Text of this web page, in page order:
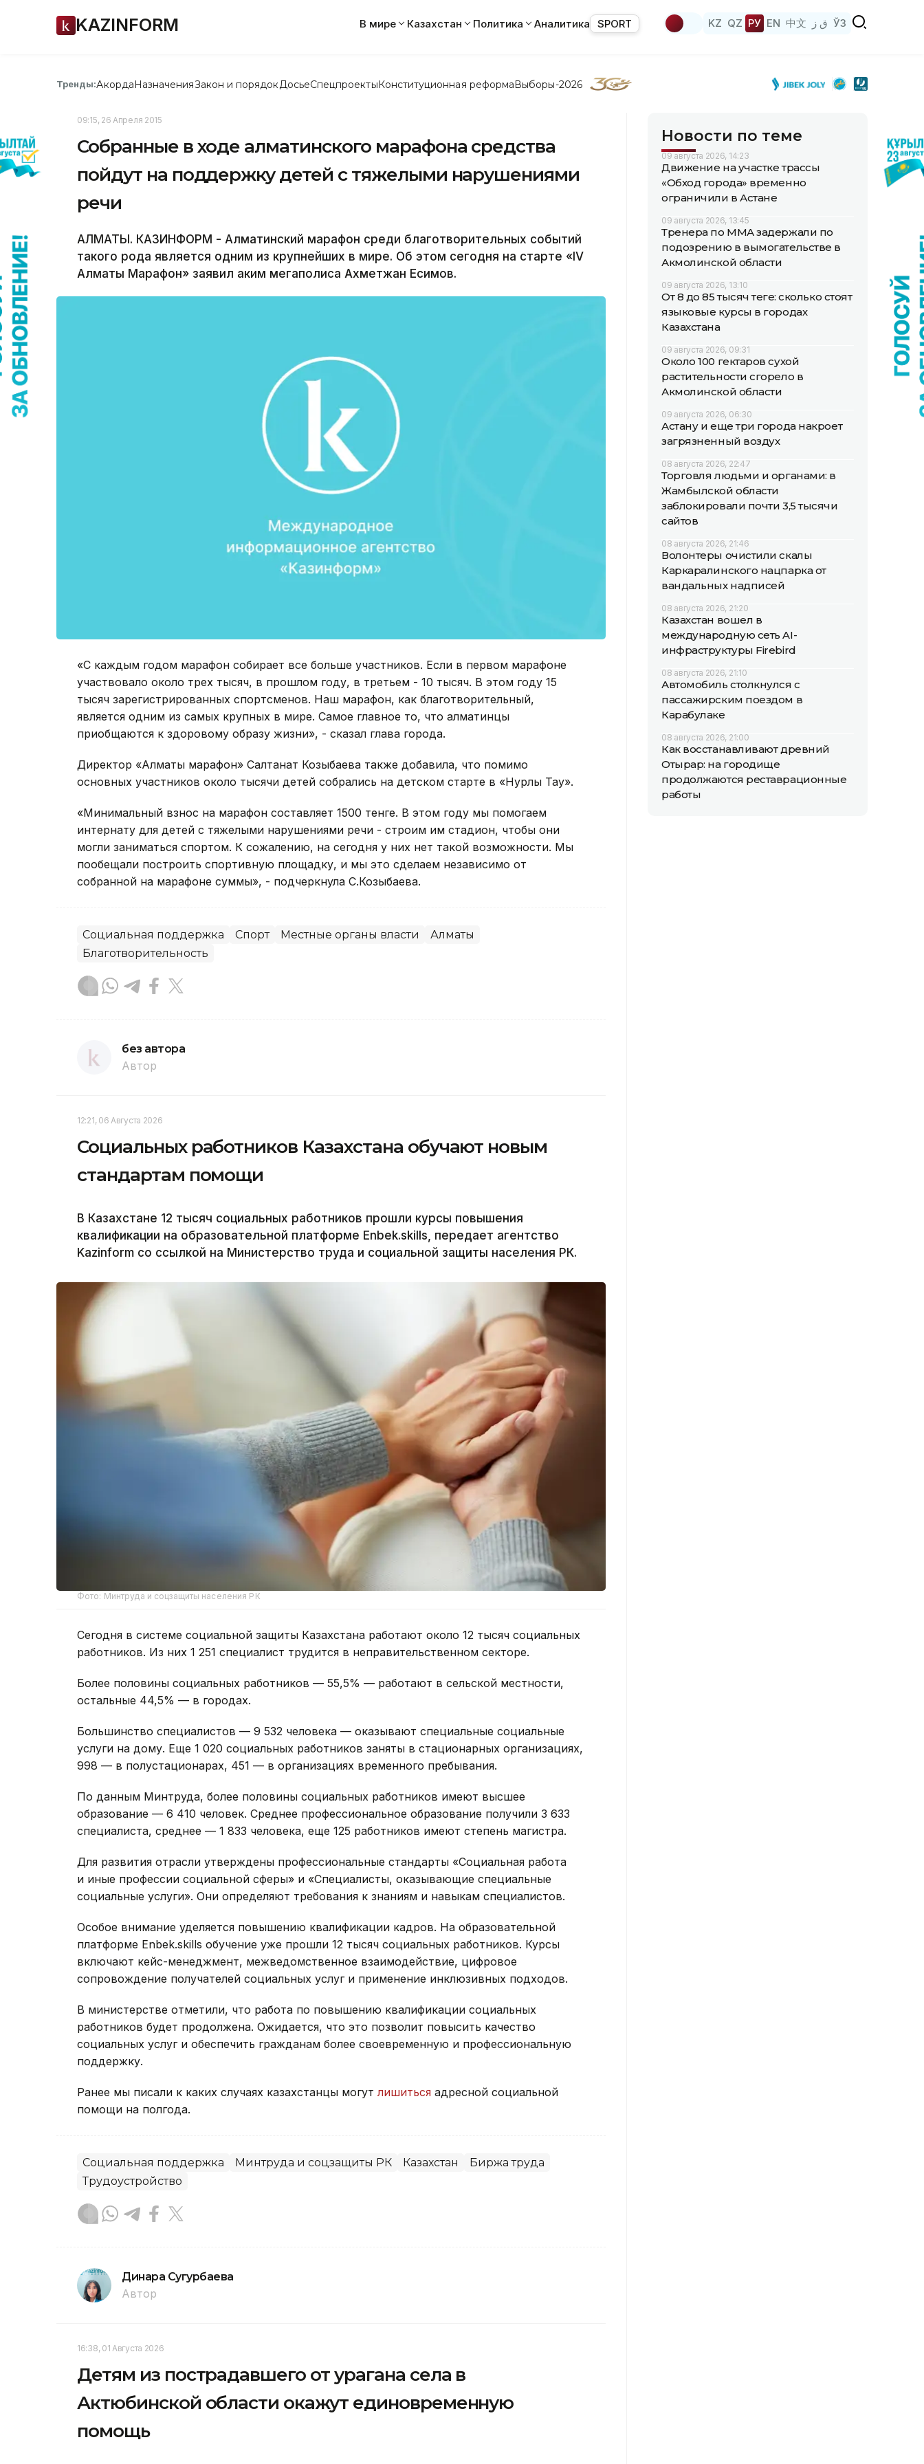
KAZINFORM В мире Казахстан Политика Аналитика SPORT KZ QZ РУ EN 中文 ق ز ЎЗ
Тренды:АкордаНазначенияЗакон и порядок ДосьеСпецпроектыКонституционная реформаВыборы-2026
09:15, 26 Апреля 2015
Собранные в ходе алматинского марафона средства
пойдут на поддержку детей с тяжелыми нарушениями
речи
АЛМАТЫ. КАЗИНФОРМ - Алматинский марафон среди благотворительных событий
такого рода является одним из крупнейших в мире. Об этом сегодня на старте «IV
Алматы Марафон» заявил аким мегаполиса Ахметжан Есимов.
«С каждым годом марафон собирает все больше участников. Если в первом марафоне
участвовало около трех тысяч, в прошлом году, в третьем - 10 тысяч. В этом году 15
тысяч зарегистрированных спортсменов. Наш марафон, как благотворительный,
является одним из самых крупных в мире. Самое главное то, что алматинцы
приобщаются к здоровому образу жизни», - сказал глава города.
Директор «Алматы марафон» Салтанат Козыбаева также добавила, что помимо
основных участников около тысячи детей собрались на детском старте в «Нурлы Тау».
«Минимальный взнос на марафон составляет 1500 тенге. В этом году мы помогаем
интернату для детей с тяжелыми нарушениями речи - строим им стадион, чтобы они
могли заниматься спортом. К сожалению, на сегодня у них нет такой возможности. Мы
пообещали построить спортивную площадку, и мы это сделаем независимо от
собранной на марафоне суммы», - подчеркнула С.Козыбаева.
Социальная поддержка Спорт Местные органы власти
Алматы
Благотворительность
без автора
Автор
12:21, 06 Августа 2026
Социальных работников Казахстана обучают новым
стандартам помощи
В Казахстане 12 тысяч социальных работников прошли курсы повышения
квалификации на образовательной платформе Enbek.skills, передает агентство
Kazinform со ссылкой на Министерство труда и социальной защиты населения РК.
Фото: Минтруда и соцзащиты населения РК
Сегодня в системе социальной защиты Казахстана работают около 12 тысяч социальных
работников. Из них 1 251 специалист трудится в неправительственном секторе.
Более половины социальных работников — 55,5% — работают в сельской местности,
остальные 44,5% — в городах.
Большинство специалистов — 9 532 человека — оказывают специальные социальные
услуги на дому. Еще 1 020 социальных работников заняты в стационарных организациях,
998 — в полустационарах, 451 — в организациях временного пребывания.
По данным Минтруда, более половины социальных работников имеют высшее
образование — 6 410 человек. Среднее профессиональное образование получили 3 633
специалиста, среднее — 1 833 человека, еще 125 работников имеют степень магистра.
Для развития отрасли утверждены профессиональные стандарты «Социальная работа
и иные профессии социальной сферы» и «Специалисты, оказывающие специальные
социальные услуги». Они определяют требования к знаниям и навыкам специалистов.
Особое внимание уделяется повышению квалификации кадров. На образовательной
платформе Enbek.skills обучение уже прошли 12 тысяч социальных работников. Курсы
включают кейс-менеджмент, межведомственное взаимодействие, цифровое
сопровождение получателей социальных услуг и применение инклюзивных подходов.
В министерстве отметили, что работа по повышению квалификации социальных
работников будет продолжена. Ожидается, что это позволит повысить качество
социальных услуг и обеспечить гражданам более своевременную и профессиональную
поддержку.
Ранее мы писали к каких случаях казахстанцы могут лишиться адресной социальной
помощи на полгода.
Социальная поддержка Минтруда и соцзащиты РК Казахстан
Биржа труда
Трудоустройство
Динара Сугурбаева
Автор
16:38, 01 Августа 2026
Детям из пострадавшего от урагана села в
Актюбинской области окажут единовременную
помощь
Новости по теме
09 августа 2026, 14:23
Движение на участке трассы
«Обход города» временно
ограничили в Астане
09 августа 2026, 13:45
Тренера по ММА задержали по
подозрению в вымогательстве в
Акмолинской области
09 августа 2026, 13:10
От 8 до 85 тысяч теңге: сколько стоят
языковые курсы в городах
Казахстана
09 августа 2026, 09:31
Около 100 гектаров сухой
растительности сгорело в
Акмолинской области
09 августа 2026, 06:30
Астану и еще три города накроет
загрязненный воздух
08 августа 2026, 22:47
Торговля людьми и органами: в
Жамбылской области
заблокировали почти 3,5 тысячи
сайтов
08 августа 2026, 21:46
Волонтеры очистили скалы
Каркаралинского нацпарка от
вандальных надписей
08 августа 2026, 21:20
Казахстан вошел в
международную сеть AI-
инфраструктуры Firebird
08 августа 2026, 21:10
Автомобиль столкнулся с
пассажирским поездом в
Карабулаке
08 августа 2026, 21:00
Как восстанавливают древний
Отырар: на городище
продолжаются реставрационные
работы